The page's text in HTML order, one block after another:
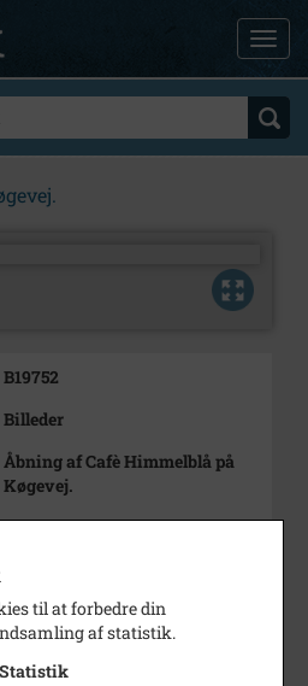
B19752
Billeder
Åbning af Cafè Himmelblå på
Køgevej.
1995-2000
Ukendt
til at forbedre din
af statistik.
Statistik